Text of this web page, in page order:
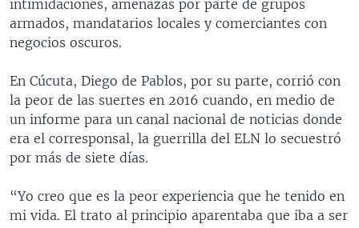
intimidaciones, amenazas por parte de grupos
armados, mandatarios locales y comerciantes con
negocios oscuros.
En Cúcuta, Diego de Pablos, por su parte, corrió con
la peor de las suertes en 2016 cuando, en medio de
un informe para un canal nacional de noticias donde
era el corresponsal, la guerrilla del ELN lo secuestró
por más de siete días.
“Yo creo que es la peor experiencia que he tenido en
mi vida. El trato al principio aparentaba que iba a ser